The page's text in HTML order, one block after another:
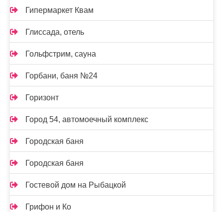
Гипермаркет Квам
Глиссада, отель
Гольфстрим, сауна
Горбани, баня №24
Горизонт
Город 54, автомоечный комплекс
Городская баня
Городская баня
Гостевой дом на Рыбацкой
Грифон и Ко